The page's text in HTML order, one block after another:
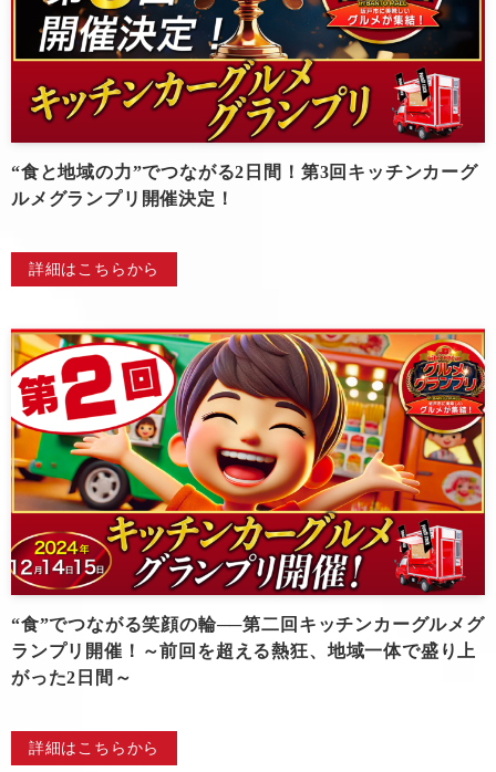
“食と地域の力”でつながる2日間！第3回キッチンカーグ
ルメグランプリ開催決定！
詳細はこちらから
“食”でつながる笑顔の輪──第二回キッチンカーグルメグ
ランプリ開催！～前回を超える熱狂、地域一体で盛り上
がった2日間～
詳細はこちらから